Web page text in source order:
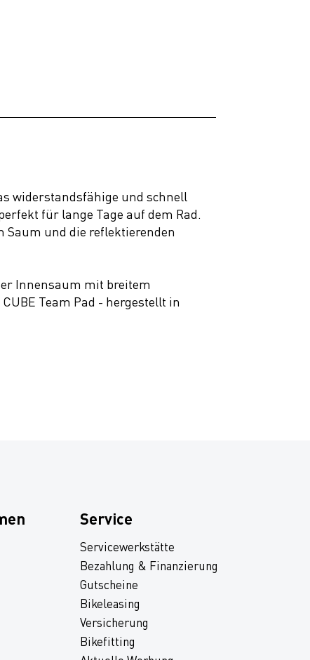
widerstandsfähige und schnell
für lange Tage auf dem Rad.
Saum und die reflektierenden
Innensaum mit breitem
Team Pad - hergestellt in
Service
Servicewerkstätte
Bezahlung & Finanzierung
Gutscheine
Bikeleasing
Versicherung
Bikefitting